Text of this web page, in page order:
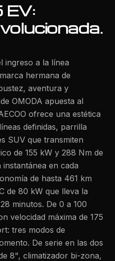
EV:
ingreso a la línea
hermana de
aventura y
OMODA apuesta al
ofrece una estética
definidas, parrilla
SUV que transmiten
de 155 kW y 288 Nm de
en cada
de hasta 461 km
de 80 kW que lleva la
minutos. De 0 a 100
velocidad máxima de 175
tres modos de
De serie en las dos
8", climatizador bi-zona,